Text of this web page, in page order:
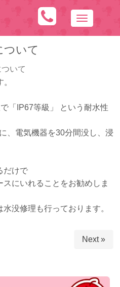
N
a
t
o
ついて
いて
「IP67等級」 という耐水性
、電気機器を30分間没し、浸
だけで
にいれることをお勧めしま
没修理も行っております。
Next »